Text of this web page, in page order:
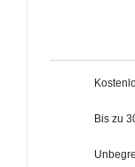
Bis zu